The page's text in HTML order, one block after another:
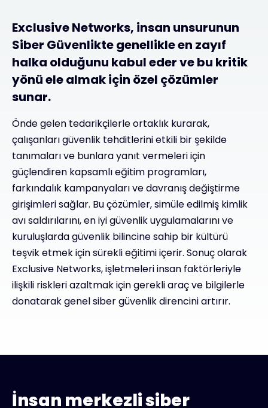
Exclusive Networks, insan unsurunun
Siber Güvenlikte genellikle en zayıf
halka olduğunu kabul eder ve bu kritik
yönü ele almak için özel çözümler
sunar.
Önde gelen tedarikçilerle ortaklık kurarak,
çalışanları güvenlik tehditlerini etkili bir şekilde
tanımaları ve bunlara yanıt vermeleri için
güçlendiren kapsamlı eğitim programları,
farkındalık kampanyaları ve davranış değiştirme
girişimleri sağlar. Bu çözümler, simüle edilmiş kimlik
avı saldırılarını, en iyi güvenlik uygulamalarını ve
kuruluşlarda güvenlik bilincine sahip bir kültürü
teşvik etmek için sürekli eğitimi içerir. Sonuç olarak
Exclusive Networks, işletmeleri insan faktörleriyle
ilişkili riskleri azaltmak için gerekli araç ve bilgilerle
donatarak genel siber güvenlik direncini artırır.
İnsan merkezli siber